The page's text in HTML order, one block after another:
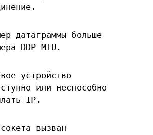
датаграммы больше
DDP MTU.
устройство
или неспособно
IP.
вызван